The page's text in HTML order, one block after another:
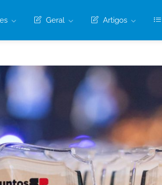
Geral Artigos